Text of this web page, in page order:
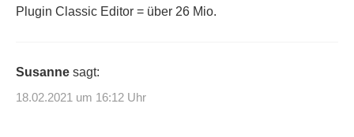
Plugin Classic Editor = über 26 Mio.
Susanne sagt:
18.02.2021 um 16:12 Uhr